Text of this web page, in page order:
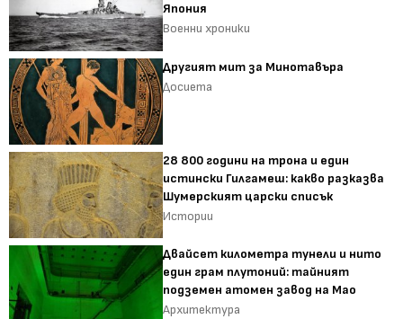
Япония
Военни хроники
Другият мит за Минотавъра
Досиета
28 800 години на трона и един
истински Гилгамеш: какво разказва
Шумерският царски списък
Истории
Двайсет километра тунели и нито
един грам плутоний: тайният
подземен атомен завод на Мао
Архитектура